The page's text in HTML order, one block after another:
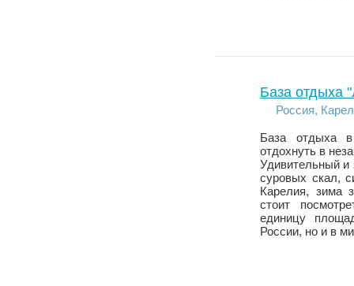
База отдыха
Россия,
База отдыха в
отдохнуть в
Удивительный и
суровых скал,
Карелия, зима
стоит
единицу
России, но и в